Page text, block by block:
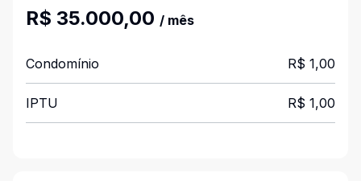
R$ 35.000,00 / mês
Condomínio R$ 1,00
IPTU R$ 1,00